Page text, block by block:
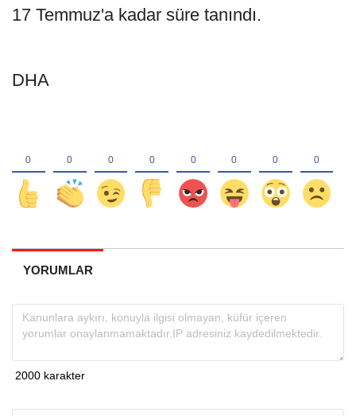
17 Temmuz'a kadar süre tanındı.
DHA
YORUMLAR